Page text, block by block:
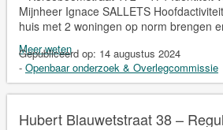
Mijnheer Ignace SALLETS
huis met 2 woningen op norm brengen
Meer weten
Gepubliceerd op: 14 augustus 2024
- Openbaar onderzoek & Overlegcommissie
Hubert Blauwetstraat 38 –